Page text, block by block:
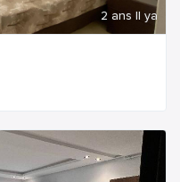
2 ans Il ya